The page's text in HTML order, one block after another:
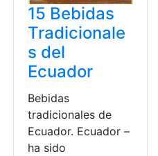
15 Bebidas
Tradicionale
s del
Ecuador
Bebidas
tradicionales de
Ecuador. Ecuador –
ha sido